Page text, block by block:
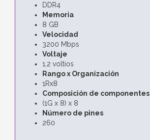
DDR4
Memoria
8 GB
Velocidad
3200 Mbps
Voltaje
1,2 voltios
Rango x Organización
1Rx8
Composición de componentes
(1G x 8) x 8
Número de pines
260